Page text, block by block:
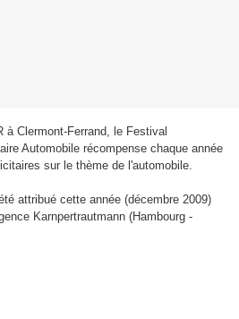
à Clermont-Ferrand, le Festival
Automobile récompense chaque année
sur le thème de l'automobile.
attribué cette année (décembre 2009)
Karnpertrautmann (Hambourg -